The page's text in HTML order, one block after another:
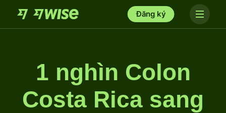
Đăng ký
1 nghìn Colon
Costa Rica sang